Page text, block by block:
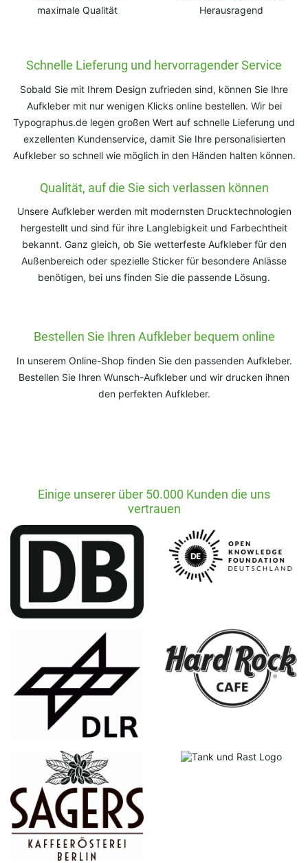
maximale Qualität
Herausragend
Schnelle Lieferung und hervorragender Service
Sobald Sie mit Ihrem Design zufrieden sind, können Sie Ihre
Aufkleber mit nur wenigen Klicks online bestellen. Wir bei
Typographus.de legen großen Wert auf schnelle Lieferung und
exzellenten Kundenservice, damit Sie Ihre personalisierten
Aufkleber so schnell wie möglich in den Händen halten können.
Qualität, auf die Sie sich verlassen können
Unsere Aufkleber werden mit modernsten Drucktechnologien
hergestellt und sind für ihre Langlebigkeit und Farbechtheit
bekannt. Ganz gleich, ob Sie wetterfeste Aufkleber für den
Außenbereich oder spezielle Sticker für besondere Anlässe
benötigen, bei uns finden Sie die passende Lösung.
Bestellen Sie Ihren Aufkleber bequem online
In unserem Online-Shop finden Sie den passenden Aufkleber.
Bestellen Sie Ihren Wunsch-Aufkleber und wir drucken ihnen
den perfekten Aufkleber.
Einige unserer über 50.000 Kunden die uns
vertrauen